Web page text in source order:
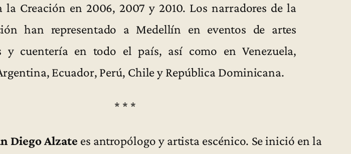
la Creación en 2006, 2007 y 2010. Los narradores de la
han representado a Medellín en eventos de artes
y cuentería en todo el país, así como en Venezuela,
Ecuador, Perú, Chile y República Dominicana.
* * *
Diego Alzate es antropólogo y artista escénico. Se inició en la